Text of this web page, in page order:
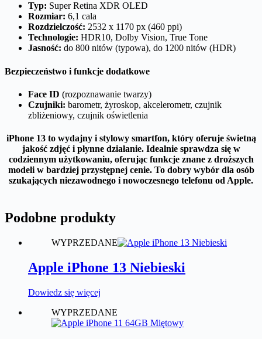
Typ: Super Retina XDR OLED
Rozmiar: 6,1 cala
Rozdzielczość: 2532 x 1170 px (460 ppi)
Technologie: HDR10, Dolby Vision, True Tone
Jasność: do 800 nitów (typowa), do 1200 nitów (HDR)
Bezpieczeństwo i funkcje dodatkowe
Face ID (rozpoznawanie twarzy)
Czujniki: barometr, żyroskop, akcelerometr, czujnik
zbliżeniowy, czujnik oświetlenia
iPhone 13 to wydajny i stylowy smartfon, który oferuje świetną
jakość zdjęć i płynne działanie. Idealnie sprawdza się w
codziennym użytkowaniu, oferując funkcje znane z droższych
modeli w bardziej przystępnej cenie. To dobry wybór dla osób
szukających niezawodnego i nowoczesnego telefonu od Apple.
Podobne produkty
WYPRZEDANE
Apple iPhone 13 Niebieski
Dowiedz się więcej
WYPRZEDANE